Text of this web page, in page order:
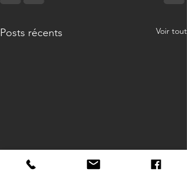
Posts récents Voir tout